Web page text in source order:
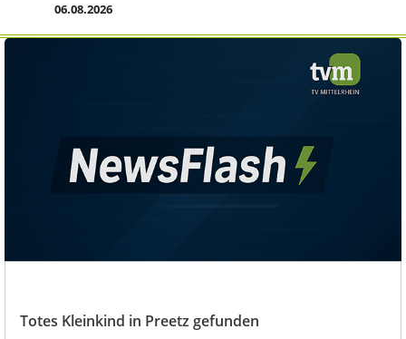
06.08.2026
Totes Kleinkind in Preetz gefunden